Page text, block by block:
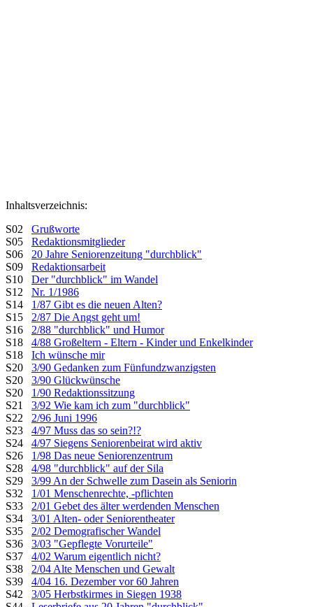
Inhaltsverzeichnis:
S02 Grußworte
S05 Redaktionsmitglieder
S06 20 Jahre Seniorenzeitung "durchblick"
S09 Redaktionsarbeit
S10 Der "durchblick" im Wandel
S12 Nr. 1/1986
S14 1/87 Gibt es die neuen Alten?
S15 2/87 Die Angst geht um!
S16 2/88 "durchblick" und Humor
S18 4/88 Großeltern - Eltern - Kinder und Enkelkinder
S18 Ich wünsche mir
S20 3/90 Gedanken zum Fünfundzwanzigsten
S20 3/90 Glückwünsche
S20 1/90 Redaktionssitzung
S21 3/92 Wie kam ich zum "durchblick"
S22 2/96 Juni 1996
S23 4/97 Muss das so sein?!?
S24 4/97 Siegens Seniorenbeirat wird aktiv
S26 1/98 Das neue Seniorenzentrum
S28 4/98 "durchblick" auf der Sila
S29 3/99 An der Schwelle zum Dasein als Seniorin
S32 1/01 Menschenrechte, -pflichten
S33 2/01 Gebet des älter werdenden Menschen
S34 3/01 Alten- oder Seniorentheater
S35 2/02 Demografischer Wandel
S36 3/03 "Gepflegte Vorurteile"
S37 4/02 Warum eigentlich nicht?
S38 2/04 Alte Menschen und Gewalt
S39 4/04 16. Dezember vor 60 Jahren
S42 3/05 Herbstkirmes in Siegen 1938